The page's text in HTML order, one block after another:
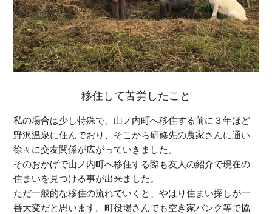
移住して苦労したこと
私の場合は少し特殊で、山ノ内町へ移住する前に３年ほど
野沢温泉に住んでおり、そこから研修先の農家さんに通い
徐々に交友関係が広がっていきました。
そのおかげで山ノ内町へ移住する際も友人の紹介で現在の
住まいを見つける事が出来ました。
ただ一般的な移住の流れでいくと、やはり住まい探しが一
番大変だと思います。町役場さんでも空き家バンク等で協